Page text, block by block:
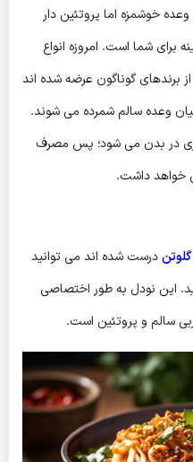
خوشمزه اما پروتئین دار
برای شما است. امروزه انواع
برندهای گوناگون عرضه شده اند
وعده سالم شمرده می شوند.
در بدن می شود؛ پس مصرف
خواهد داشت.
درست شده اند می توانید
این نودل به طور اختصاصی
سالم و پروتئین است.